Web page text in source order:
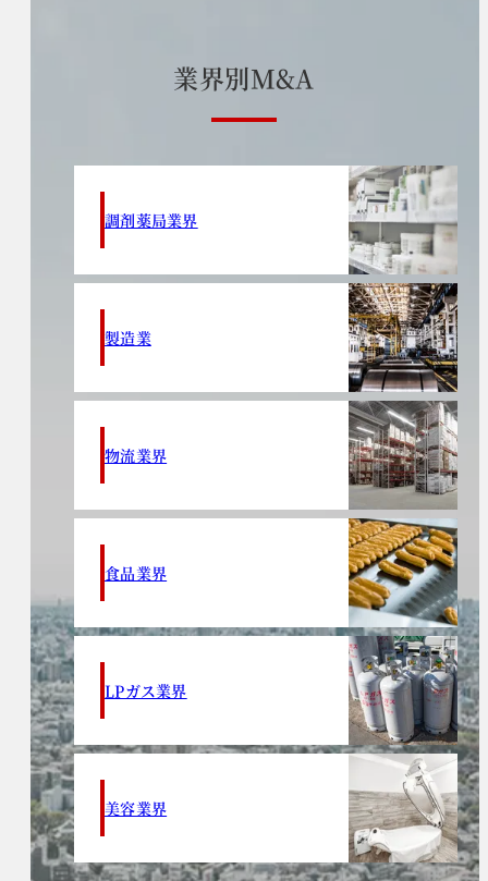
業界別M&A
調剤薬局業界
製造業
物流業界
食品業界
LPガス業界
美容業界